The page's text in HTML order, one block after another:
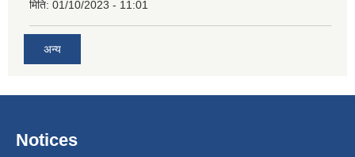
मिति: 01/10/2023 - 11:01
अन्य
Notices